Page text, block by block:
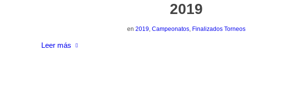
2019
en 2019 Campeonatos Finalizados Torneos
Leer más